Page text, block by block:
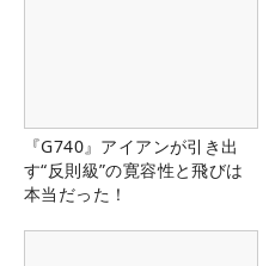
『G740』アイアンが引き出
す“反則級”の寛容性と飛びは
本当だった！